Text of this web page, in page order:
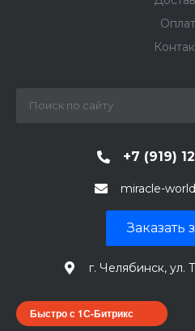
+7 (919)
miracle-
Заказать
г. Челябинск, ул.
Быстро с 1С-Битрикс